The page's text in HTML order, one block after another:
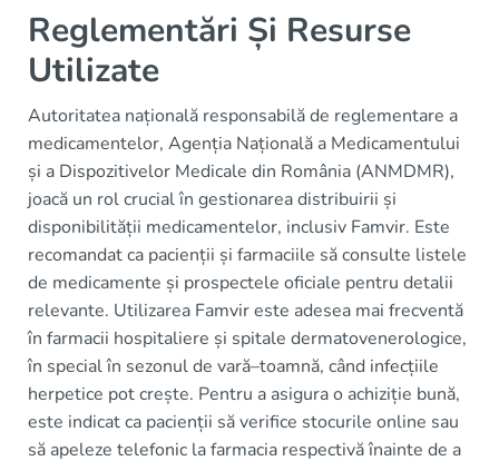
Reglementări Și Resurse
Utilizate
Autoritatea națională responsabilă de reglementare a
medicamentelor, Agenția Națională a Medicamentului
și a Dispozitivelor Medicale din România (ANMDMR),
joacă un rol crucial în gestionarea distribuirii și
disponibilității medicamentelor, inclusiv Famvir. Este
recomandat ca pacienții și farmaciile să consulte listele
de medicamente și prospectele oficiale pentru detalii
relevante. Utilizarea Famvir este adesea mai frecventă
în farmacii hospitaliere și spitale dermatovenerologice,
în special în sezonul de vară–toamnă, când infecțiile
herpetice pot crește. Pentru a asigura o achiziție bună,
este indicat ca pacienții să verifice stocurile online sau
să apeleze telefonic la farmacia respectivă înainte de a